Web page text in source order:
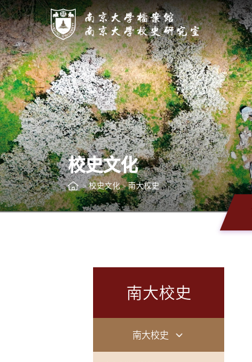
校史文化
> 校史文化 > 南大校史
南大校史
南大校史